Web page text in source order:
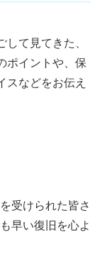
て見てきた、
ポイントや、保
スなどをお伝え
受けられた皆さ
早い復旧を心よ